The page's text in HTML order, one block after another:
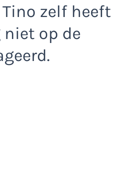
zelf heeft
op de